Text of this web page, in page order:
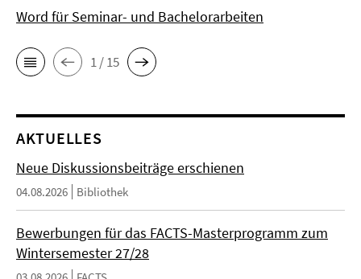
Word für Seminar- und Bachelorarbeiten
1 / 15
AKTUELLES
Neue Diskussionsbeiträge erschienen
04.08.2026 Bibliothek
Bewerbungen für das FACTS-Masterprogramm zum
Wintersemester 27/28